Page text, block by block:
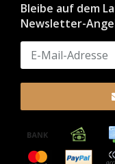
Bleibe auf dem
Newsletter-